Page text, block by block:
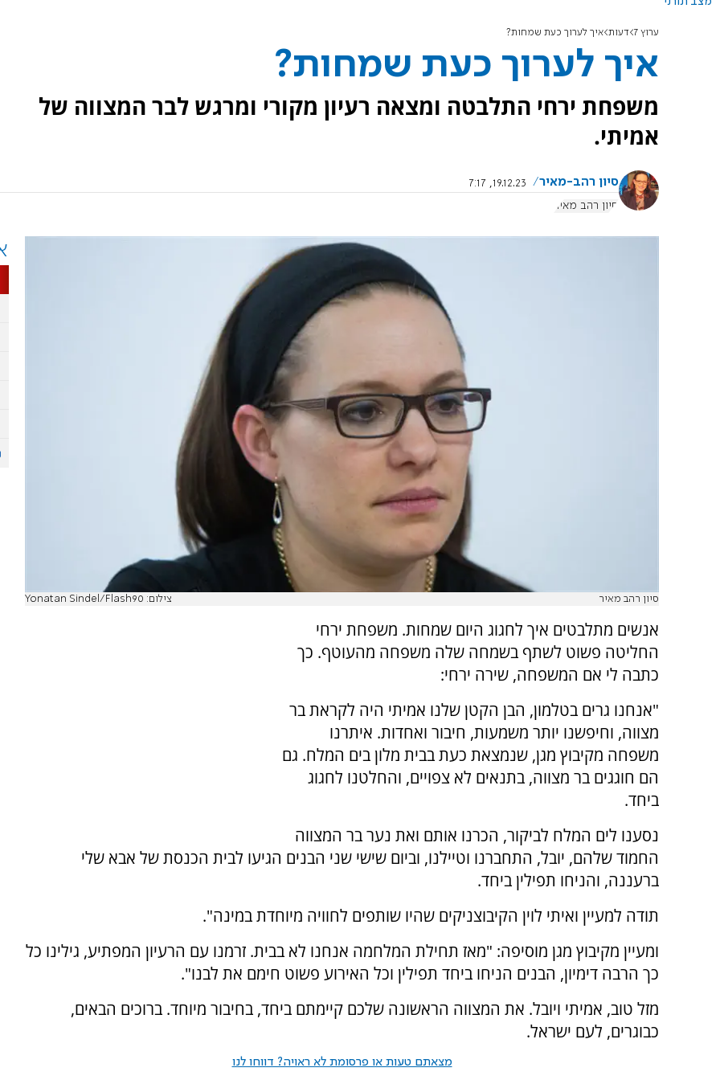
ערוץ 7 דעות איך לערוך כעת שמחות?
איך לערוך כעת שמחות?
משפחת ירחי התלבטה ומצאה רעיון מקורי ומרגש לבר המצווה של
אמיתי.
סיון רהב-מאיר
19.12.23, 7:17
סיון רהב מאיר
סיון רהב מאיר צילום: Yonatan Sindel/Flash90
אנשים מתלבטים איך לחגוג היום שמחות. משפחת ירחי
החליטה פשוט לשתף בשמחה שלה משפחה מהעוטף. כך
כתבה לי אם המשפחה, שירה ירחי:
"אנחנו גרים בטלמון, הבן הקטן שלנו אמיתי היה לקראת בר
מצווה, וחיפשנו יותר משמעות, חיבור ואחדות. איתרנו
משפחה מקיבוץ מגן, שנמצאת כעת בבית מלון בים המלח. גם
הם חוגגים בר מצווה, בתנאים לא צפויים, והחלטנו לחגוג
ביחד.
נסענו לים המלח לביקור, הכרנו אותם ואת נער בר המצווה
החמוד שלהם, יובל, התחברנו וטיילנו, וביום שישי שני הבנים הגיעו לבית הכנסת של אבא שלי
ברעננה, והניחו תפילין ביחד.
תודה למעיין ואיתי לוין הקיבוצניקים שהיו שותפים לחוויה מיוחדת במינה".
ומעיין מקיבוץ מגן מוסיפה: "מאז תחילת המלחמה אנחנו לא בבית. זרמנו עם הרעיון המפתיע, גילינו כל
כך הרבה דימיון, הבנים הניחו ביחד תפילין וכל האירוע פשוט חימם את לבנו".
מזל טוב, אמיתי ויובל. את המצווה הראשונה שלכם קיימתם ביחד, בחיבור מיוחד. ברוכים הבאים,
כבוגרים, לעם ישראל.
מצאתם טעות או פרסומת לא ראויה? דווחו לנו